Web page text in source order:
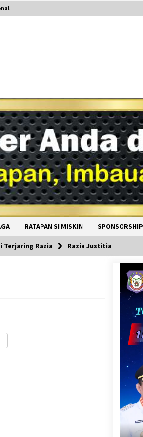
RATAPAN SI MISKIN SPONSORSHIP
Terjaring Razia Razia Justitia